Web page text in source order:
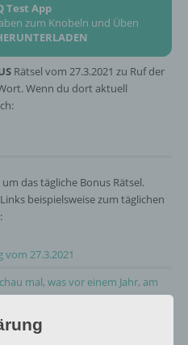
Test App
zum Knobeln und Üben
Rätsel vom 27.3.2021 zu Ruf der
Wenn du dort aktuell
das tägliche Bonus Rätsel.
beispielsweise zum täglichen
vom 27.3.2021
mal, was vor einem Jahr, am
war
Lösungen zu Ruf der Natur im